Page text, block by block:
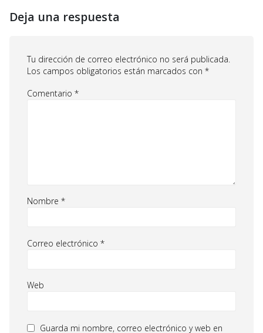
Deja una respuesta
Tu dirección de correo electrónico no será publicada.
Los campos obligatorios están marcados con *
Comentario *
Nombre *
Correo electrónico *
Web
Guarda mi nombre, correo electrónico y web en